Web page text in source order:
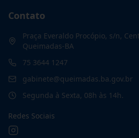
Contato
Praça Everaldo Procópio, s/n,
Queimadas-BA
75 3644 1247
gabinete@queimadas.ba.gov.br
Segunda à Sexta, 08h às 14h.
Redes Sociais